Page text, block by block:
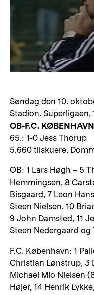
Søndag den 10.
Stadion. Superligaen,
OB-F.C.
65.: 1-0 Jess Thorup
5.660 tilskuere.
OB: 1 Lars Høgh – 5
Hemmingsen, 8
Bisgaard, 7 Leon
Steen Nielsen, 10
9 John Damsted, 11
Steen Nedergaard og
F.C. København: 1
Christian Lønstrup, 3
Michael Mio Nielsen
Højer, 14 Henrik